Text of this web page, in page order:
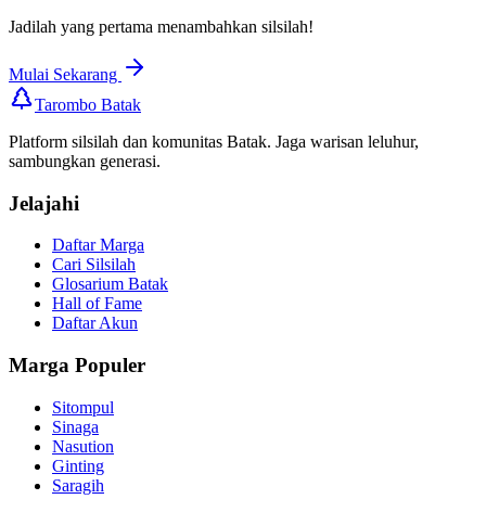
Jadilah yang pertama menambahkan silsilah!
Mulai Sekarang
Tarombo Batak
Platform silsilah dan komunitas Batak. Jaga warisan leluhur,
sambungkan generasi.
Jelajahi
Daftar Marga
Cari Silsilah
Glosarium Batak
Hall of Fame
Daftar Akun
Marga Populer
Sitompul
Sinaga
Nasution
Ginting
Saragih